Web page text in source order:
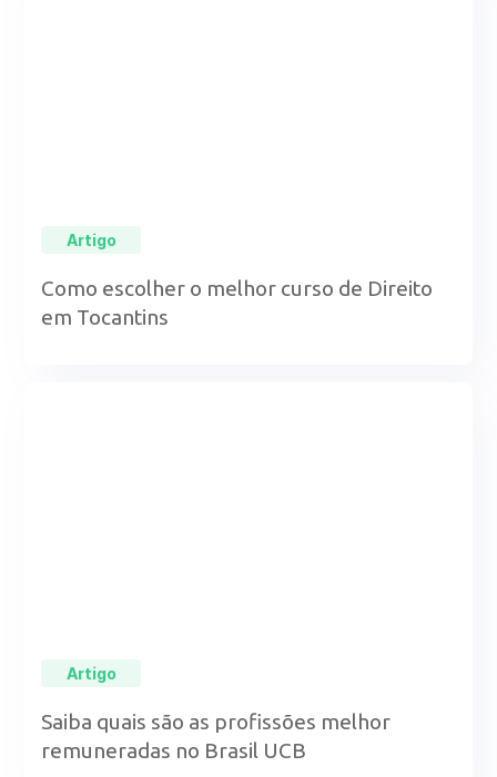
Artigo
Como escolher o melhor curso de Direito
em Tocantins
Artigo
Saiba quais são as profissões melhor
remuneradas no Brasil UCB